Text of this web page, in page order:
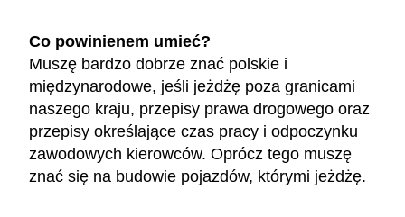
Co powinienem umieć?
Muszę bardzo dobrze znać polskie i
międzynarodowe, jeśli jeżdżę poza granicami
naszego kraju, przepisy prawa drogowego oraz
przepisy określające czas pracy i odpoczynku
zawodowych kierowców. Oprócz tego muszę
znać się na budowie pojazdów, którymi jeżdżę.